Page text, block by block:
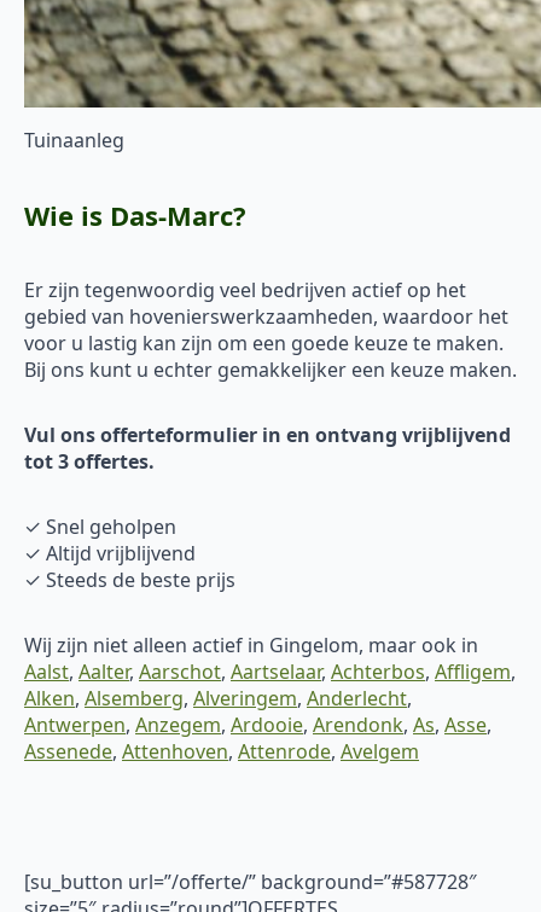
Tuinaanleg
Wie is Das-Marc?
Er zijn tegenwoordig veel bedrijven actief op het
gebied van hovenierswerkzaamheden, waardoor het
voor u lastig kan zijn om een goede keuze te maken.
Bij ons kunt u echter gemakkelijker een keuze maken.
Vul ons offerteformulier in en ontvang vrijblijvend
tot 3 offertes.
✓ Snel geholpen
✓ Altijd vrijblijvend
✓ Steeds de beste prijs
Wij zijn niet alleen actief in Gingelom, maar ook in
Aalst, Aalter, Aarschot, Aartselaar, Achterbos, Affligem,
Alken, Alsemberg, Alveringem, Anderlecht,
Antwerpen, Anzegem, Ardooie, Arendonk, As, Asse,
Assenede, Attenhoven, Attenrode, Avelgem
[su_button url=”/offerte/” background=”#587728″